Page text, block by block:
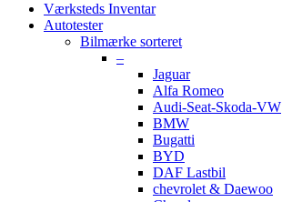
Værksteds Inventar
Autotester
Bilmærke sorteret
–
Jaguar
Alfa Romeo
Audi-Seat-Skoda-VW
BMW
Bugatti
BYD
DAF Lastbil
chevrolet & Daewoo